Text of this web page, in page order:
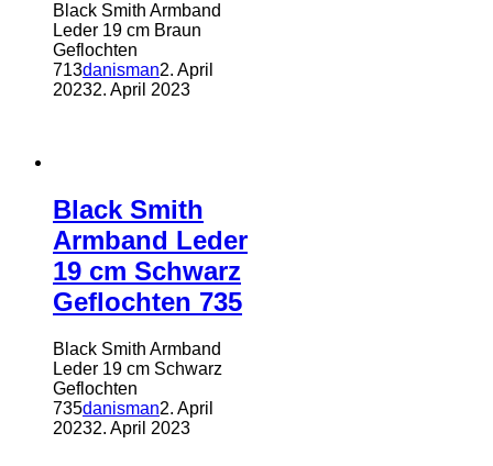
Black Smith Armband
Leder 19 cm Braun
Geflochten
713danisman2. April
20232. April 2023
Black Smith
Armband Leder
19 cm Schwarz
Geflochten 735
Black Smith Armband
Leder 19 cm Schwarz
Geflochten
735danisman2. April
20232. April 2023